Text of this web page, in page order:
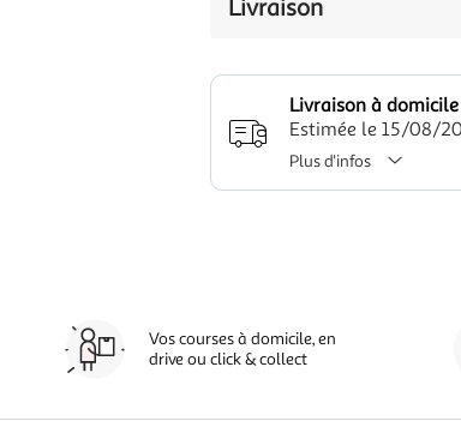
Livraison
Livraison à domicile
Estimée le 15/08/
Plus d'infos
Vos courses à domicile, en
drive ou click & collect